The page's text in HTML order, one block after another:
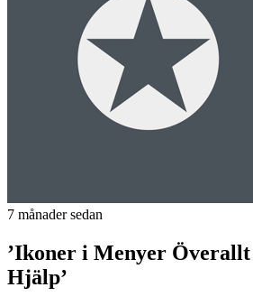
7 månader sedan
’Ikoner i Menyer
Hjälp’